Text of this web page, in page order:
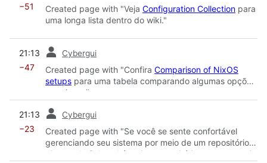
−51 Created page with "Veja Configuration Collection para
uma longa lista dentro do wiki."
21:13 Cybergui
−47 Created page with "Confira Comparison of NixOS
setups para uma tabela comparando algumas opções
populares."
21:13 Cybergui
−23
Created page with "Se você se sente confortável
gerenciando seu sistema por meio de um repositório
git usando flakes, há muitos repositórios com os quais